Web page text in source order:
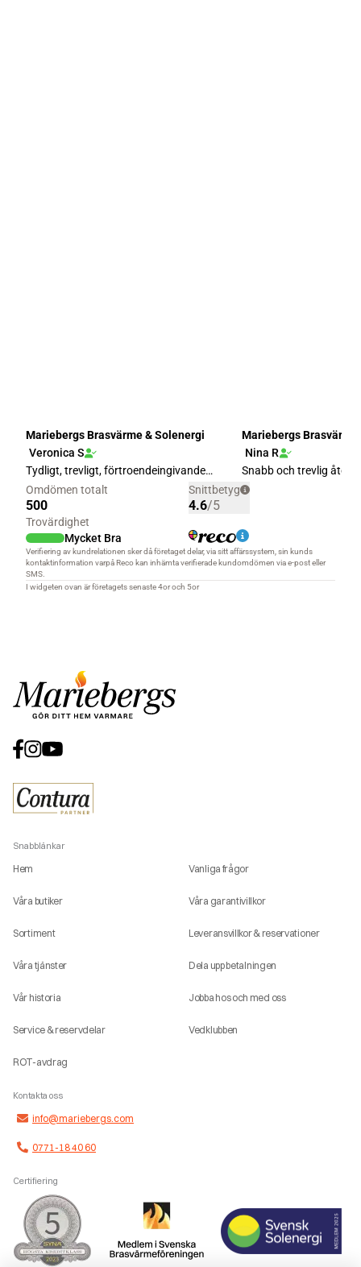
Snabblänkar
Hem
Våra butiker
Sortiment
Våra tjänster
Vår historia
Service & reservdelar
ROT-avdrag
Vanliga frågor
Våra garantivillkor
Leveransvillkor & reservationer
Dela upp betalningen
Jobba hos och med oss
Vedklubben
Kontakta oss
info@mariebergs.com
0771-18 40 60
Certifiering